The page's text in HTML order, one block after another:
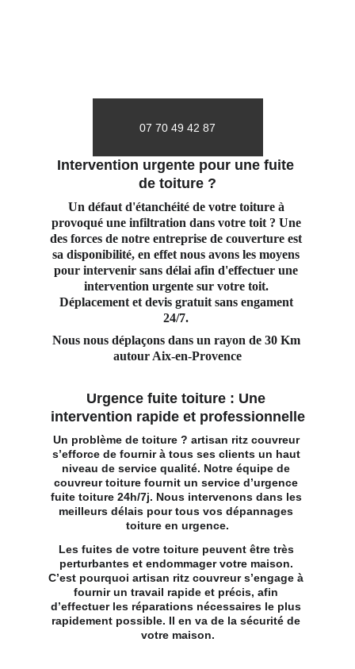
Intervention urgente pour une fuite
de toiture ?
Un défaut d'étanchéité de votre toiture à
provoqué une infiltration dans votre toit ? Une
des forces de notre entreprise de couverture est
sa disponibilité, en effet nous avons les moyens
pour intervenir sans délai afin d'effectuer une
intervention urgente sur votre toit.
Déplacement et devis gratuit sans engament
24/7.
Nous nous déplaçons dans un rayon de 30 Km
autour Aix-en-Provence
07 70 49 42 87
Urgence fuite toiture : Une
intervention rapide et professionnelle
Un problème de toiture ? artisan ritz couvreur
s’efforce de fournir à tous ses clients un haut
niveau de service qualité. Notre équipe de
couvreur toiture fournit un service d’urgence
fuite toiture 24h/7j. Nous intervenons dans les
meilleurs délais pour tous vos dépannages
toiture en urgence.
Les fuites de votre toiture peuvent être très
perturbantes et endommager votre maison.
C’est pourquoi artisan ritz couvreur s’engage à
fournir un travail rapide et précis, afin
d’effectuer les réparations nécessaires le plus
rapidement possible. Il en va de la sécurité de
votre maison.